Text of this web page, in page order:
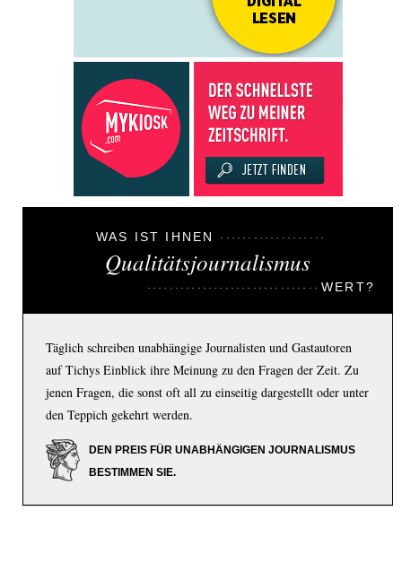
WAS IST IHNEN
Qualitätsjournalismus
WERT?
Täglich schreiben unabhängige Journalisten und Gastautoren
auf Tichys Einblick ihre Meinung zu den Fragen der Zeit. Zu
jenen Fragen, die sonst oft all zu einseitig dargestellt oder unter
den Teppich gekehrt werden.
DEN PREIS FÜR UNABHÄNGIGEN JOURNALISMUS
BESTIMMEN SIE.